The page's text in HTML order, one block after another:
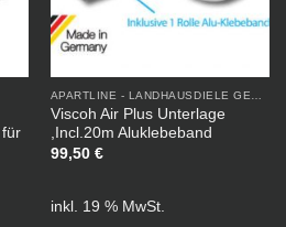
Viscoh Air Plus Unterlage
,Incl.20m Aluklebeband
99,50 €
inkl. 19 % MwSt.